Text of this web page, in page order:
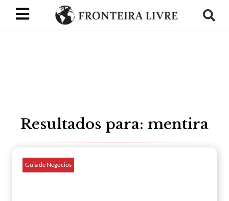
Resultados para: mentira
Guia de Negócios